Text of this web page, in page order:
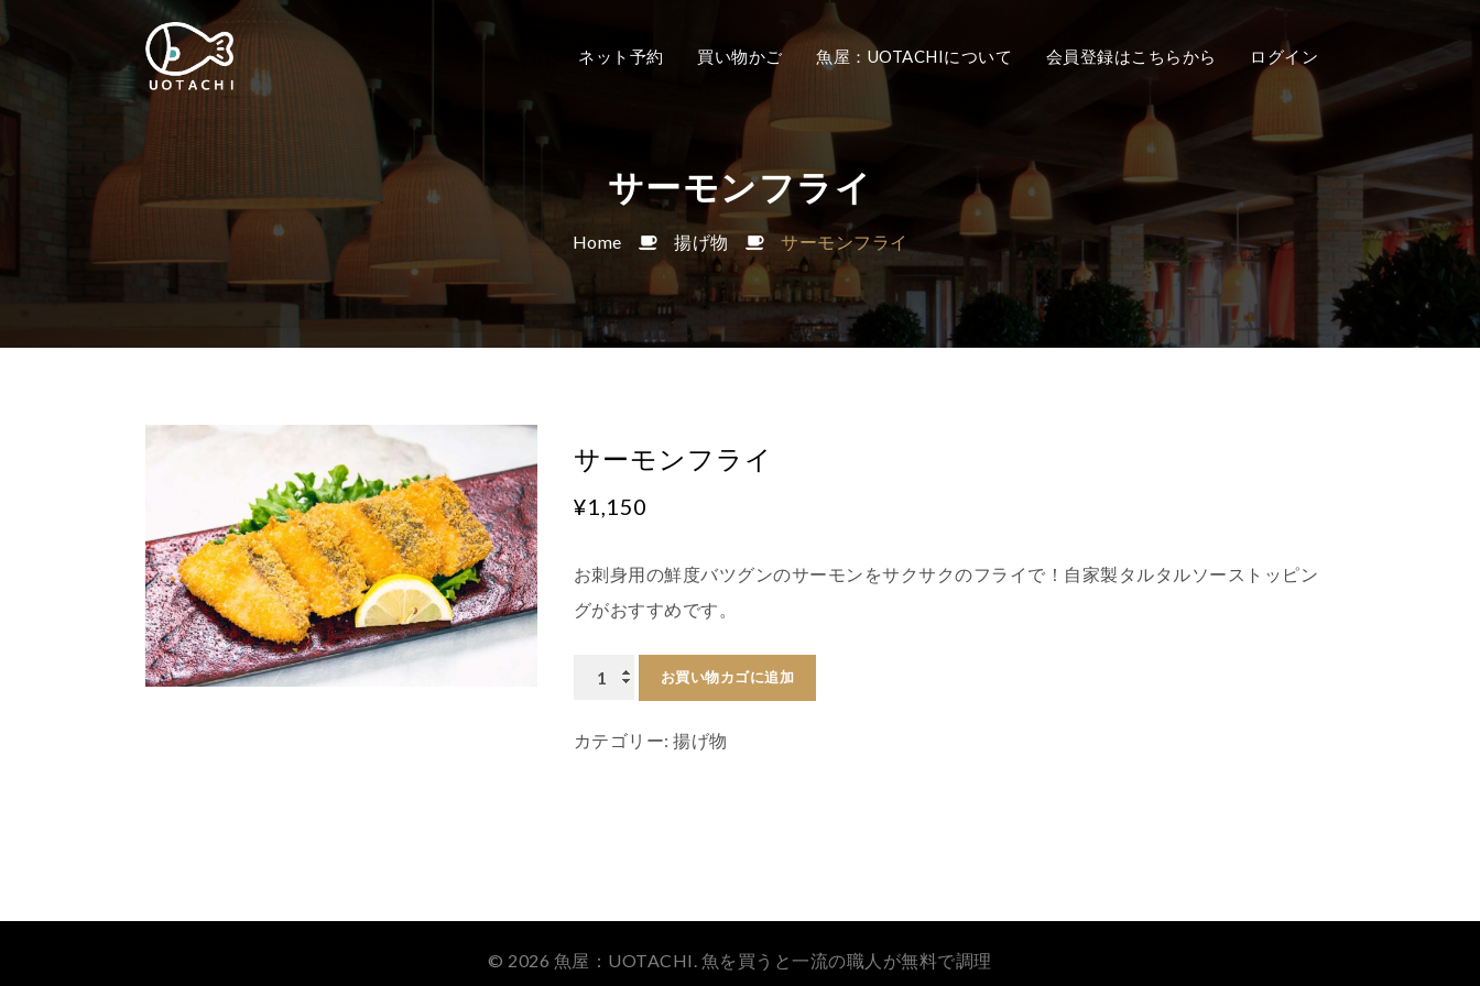
ネット予約 買い物かご 魚屋：UOTACHIについて 会員登録はこちらから ログイン
サーモンフライ
Home 揚げ物 サーモンフライ
サーモンフライ
¥1,150
お刺身用の鮮度バツグンのサーモンをサクサクのフライで！自家製タルタルソーストッピン
グがおすすめです。
モ
個
お買い物カゴに追加
カテゴリー:揚げ物
© 2026 魚屋：UOTACHI. 魚を買うと一流の職人が無料で調理